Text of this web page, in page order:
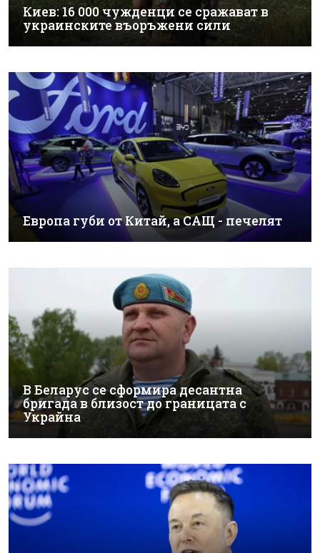
Киев: 16 000 чужденци се сражават в
украинските въоръжени сили
Европа губи от Китай, а САЩ - печелят
В Беларус се сформира десантна
бригада в близост до границата с
Украйна